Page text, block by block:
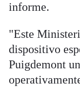
informe.
"Este
dispositivo
Puigdemont